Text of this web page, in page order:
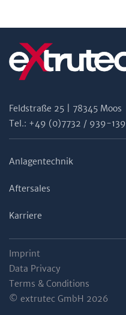
Feldstraße 25 | 78345 Moos
Tel.: +49 (0)7732 / 939-
Anlagentechnik
Aftersales
Karriere
Imprint
Data Privacy
Terms & Conditions
© extrutec GmbH 2026